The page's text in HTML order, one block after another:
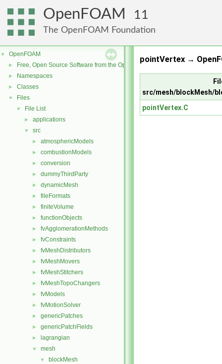
OpenFOAM 11
The OpenFOAM Foundation
▼ OpenFOAM
► Free, Open Source Software from the OpenFOAM Foundation
► Namespaces
► Classes
▼ Files
▼ File List
► applications
▼ src
► atmosphericModels
► combustionModels
► conversion
► dummyThirdParty
► dynamicMesh
► fileFormats
► finiteVolume
► functionObjects
► fvAgglomerationMethods
► fvConstraints
► fvMeshDistributors
► fvMeshMovers
► fvMeshStitchers
► fvMeshTopoChangers
► fvModels
► fvMotionSolver
► genericPatches
► genericPatchFields
► lagrangian
▼ mesh
▼ blockMesh
pointVertex →
src/mesh/blockMesh/
pointVertex.C